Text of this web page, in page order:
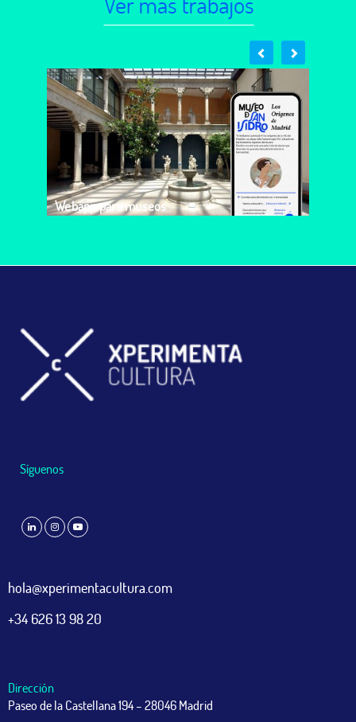
Webapp para museos
Síguenos
hola@xperimentacultura.com
+34 626 13 98 20
Dirección
Paseo de la Castellana 194 – 28046 Madrid